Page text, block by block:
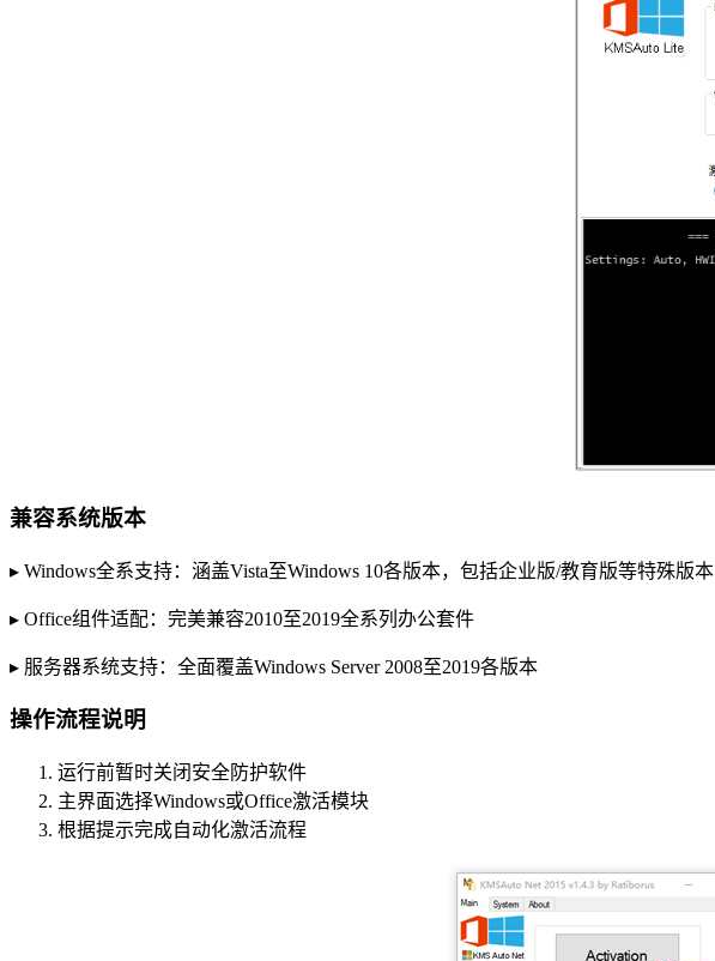
兼容系统版本
▸ Windows全系支持：涵盖Vista至Windows 10各版本，包括企业版/教育版等特殊版本
▸ Office组件适配：完美兼容2010至2019全系列办公套件
▸ 服务器系统支持：全面覆盖Windows Server 2008至2019各版本
操作流程说明
运行前暂时关闭安全防护软件
主界面选择Windows或Office激活模块
根据提示完成自动化激活流程